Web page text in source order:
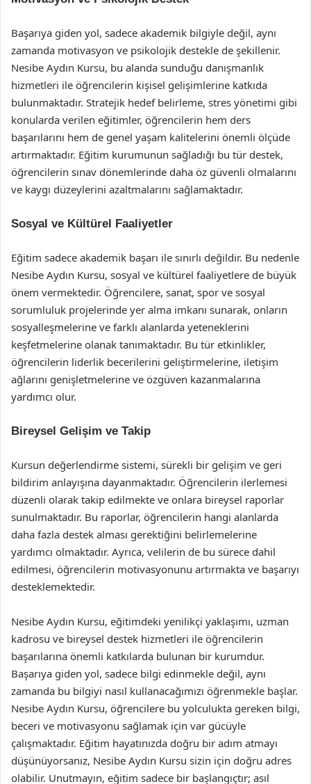
Başarıya giden yol, sadece akademik bilgiyle değil, aynı
zamanda motivasyon ve psikolojik destekle de şekillenir.
Nesibe Aydın Kursu, bu alanda sunduğu danışmanlık
hizmetleri ile öğrencilerin kişisel gelişimlerine katkıda
bulunmaktadır. Stratejik hedef belirleme, stres yönetimi gibi
konularda verilen eğitimler, öğrencilerin hem ders
başarılarını hem de genel yaşam kalitelerini önemli ölçüde
artırmaktadır. Eğitim kurumunun sağladığı bu tür destek,
öğrencilerin sınav dönemlerinde daha öz güvenli olmalarını
ve kaygı düzeylerini azaltmalarını sağlamaktadır.
Sosyal ve Kültürel Faaliyetler
Eğitim sadece akademik başarı ile sınırlı değildir. Bu nedenle
Nesibe Aydın Kursu, sosyal ve kültürel faaliyetlere de büyük
önem vermektedir. Öğrencilere, sanat, spor ve sosyal
sorumluluk projelerinde yer alma imkanı sunarak, onların
sosyalleşmelerine ve farklı alanlarda yeteneklerini
keşfetmelerine olanak tanımaktadır. Bu tür etkinlikler,
öğrencilerin liderlik becerilerini geliştirmelerine, iletişim
ağlarını genişletmelerine ve özgüven kazanmalarına
yardımcı olur.
Bireysel Gelişim ve Takip
Kursun değerlendirme sistemi, sürekli bir gelişim ve geri
bildirim anlayışına dayanmaktadır. Öğrencilerin ilerlemesi
düzenli olarak takip edilmekte ve onlara bireysel raporlar
sunulmaktadır. Bu raporlar, öğrencilerin hangi alanlarda
daha fazla destek alması gerektiğini belirlemelerine
yardımcı olmaktadır. Ayrıca, velilerin de bu sürece dahil
edilmesi, öğrencilerin motivasyonunu artırmakta ve başarıyı
desteklemektedir.
Nesibe Aydın Kursu, eğitimdeki yenilikçi yaklaşımı, uzman
kadrosu ve bireysel destek hizmetleri ile öğrencilerin
başarılarına önemli katkılarda bulunan bir kurumdur.
Başarıya giden yol, sadece bilgi edinmekle değil, aynı
zamanda bu bilgiyi nasıl kullanacağımızı öğrenmekle başlar.
Nesibe Aydın Kursu, öğrencilere bu yolculukta gereken bilgi,
beceri ve motivasyonu sağlamak için var gücüyle
çalışmaktadır. Eğitim hayatınızda doğru bir adım atmayı
düşünüyorsanız, Nesibe Aydın Kursu sizin için doğru adres
olabilir. Unutmayın, eğitim sadece bir başlangıçtır; asıl